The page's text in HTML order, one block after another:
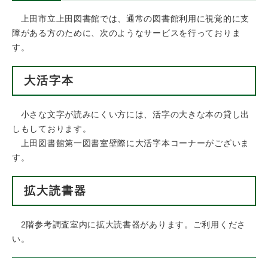
上田市立上田図書館では、通常の図書館利用に視覚的に支
障がある方のために、次のようなサービスを行っておりま
す。
大活字本
小さな文字が読みにくい方には、活字の大きな本の貸し出
しもしております。
上田図書館第一図書室壁際に大活字本コーナーがございま
す。
拡大読書器
2階参考調査室内に拡大読書器があります。ご利用くださ
い。